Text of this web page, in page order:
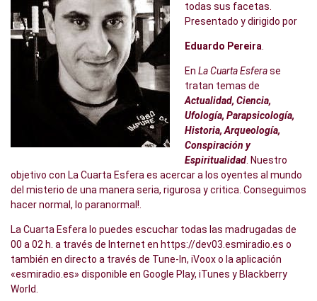
todas sus facetas.
Presentado y dirigido por
Eduardo Pereira
En La Cuarta Esferase
tratan temas de
Actualidad, Ciencia,
Ufología, Parapsicología,
Historia, Arqueología,
Conspiración y
Espiritualidad . Nuestro
objetivo con La Cuarta Esfera es acercar a los oyentes al mundo
del misterio de una manera seria, rigurosa y critica. Conseguimos
hacer normal, lo paranormal!.
La Cuarta Esfera lo puedes escuchar todas las madrugadas de
00 a 02 h. a través de Internet en https://dev03.esmiradio.es o
también en directo a través de Tune-In, iVoox o la aplicación
«esmiradio.es» disponible en Google Play, iTunes y Blackberry
World.